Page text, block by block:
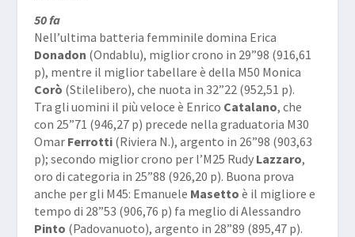
50 fa
Nell’ultima batteria femminile domina Erica
Donadon (Ondablu), miglior crono in 29”98 (916,61
p), mentre il miglior tabellare è della M50 Monica
Corò (Stilelibero), che nuota in 32”22 (952,51 p).
Tra gli uomini il più veloce è Enrico Catalano, che
con 25”71 (946,27 p) precede nella graduatoria M30
Omar Ferrotti(Riviera N.), argento in 26”98 (903,63
p); secondo miglior crono per l’M25 Rudy Lazzaro,
oro di categoria in 25”88 (926,20 p). Buona prova
anche per gli M45: Emanuele Masetto è il migliore e
tempo di 28”53 (906,76 p) fa meglio di Alessandro
Pinto (Padovanuoto), argento in 28”89 (895,47 p).